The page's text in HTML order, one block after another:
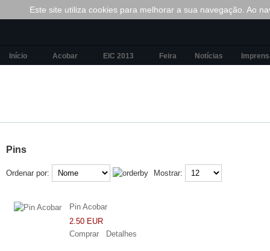
Início Acobar EIC 2013 Feira Notícias
Pins
Ordenar por: Mostrar:
Pin Acobar
2.50 EUR
Comprar
Detalhes
Este site utiliza cookies para melhorar a sua navegação. Ao